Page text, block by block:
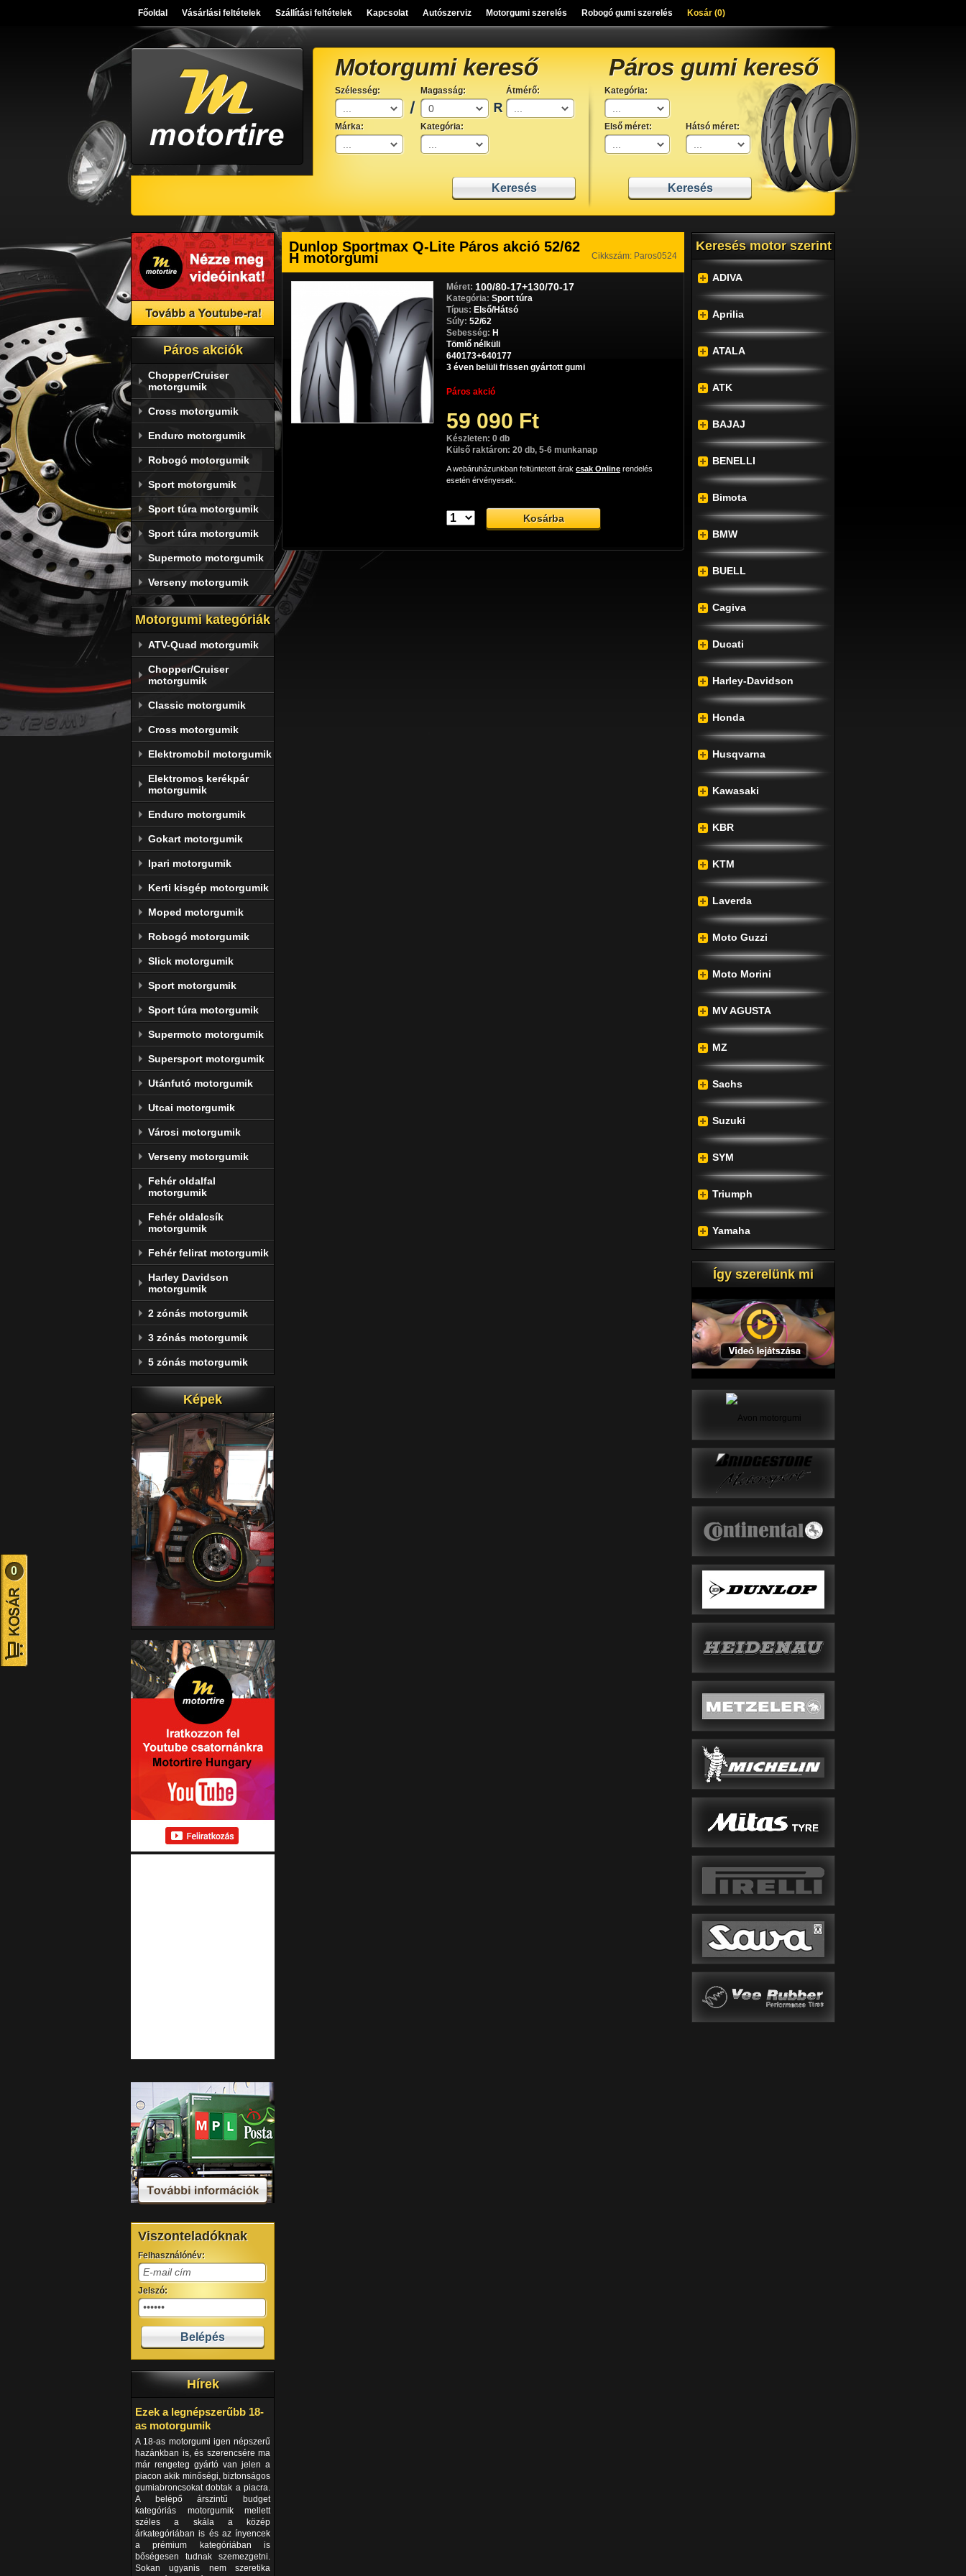
0
Főoldal Vásárlási feltételek Szállítási feltételek Kapcsolat Autószerviz Motorgumi szerelés Robogó gumi szerelés Kosár (0)
Motorgumi kereső
Szélesség: Magasság: Átmérő:
Márka: Kategória:
Páros gumi kereső
Kategória:
Első méret: Hátsó méret:
Cikkszám: Paros0524
Dunlop Sportmax Q-Lite Páros akció 52/62
H motorgumi
Méret: 100/80-17+130/70-17
Kategória: Sport túra
Típus: Első/Hátsó
Súly: 52/62
Sebesség: H
Tömlő nélküli
640173+640177
3 éven belüli frissen gyártott gumi
Páros akció
59 090 Ft
Készleten: 0 db
Külső raktáron: 20 db, 5-6 munkanap
A webáruházunkban feltüntetett árak csak Online rendelés
esetén érvényesek.
Páros akciók
Chopper/Cruiser
motorgumik
Cross motorgumik
Enduro motorgumik
Robogó motorgumik
Sport motorgumik
Sport túra motorgumik
Sport túra motorgumik
Supermoto motorgumik
Verseny motorgumik
Motorgumi kategóriák
ATV-Quad motorgumik
Chopper/Cruiser
motorgumik
Classic motorgumik
Cross motorgumik
Elektromobil motorgumik
Elektromos kerékpár
motorgumik
Enduro motorgumik
Gokart motorgumik
Ipari motorgumik
Kerti kisgép motorgumik
Moped motorgumik
Robogó motorgumik
Slick motorgumik
Sport motorgumik
Sport túra motorgumik
Supermoto motorgumik
Supersport motorgumik
Utánfutó motorgumik
Utcai motorgumik
Városi motorgumik
Verseny motorgumik
Fehér oldalfal
motorgumik
Fehér oldalcsík
motorgumik
Fehér felirat motorgumik
Harley Davidson
motorgumik
2 zónás motorgumik
3 zónás motorgumik
5 zónás motorgumik
Képek
Viszonteladóknak
Felhasználónév:
Jelszó:
Hírek
Ezek a legnépszerűbb 18-
as motorgumik
A 18-as motorgumi igen népszerű
hazánkban is, és szerencsére ma
már rengeteg gyártó van jelen a
piacon akik minőségi, biztonságos
gumiabroncsokat dobtak a piacra.
A belépő árszintű budget
kategóriás motorgumik mellett
széles a skála a közép
árkategóriában is és az ínyencek
a prémium kategóriában is
bőségesen tudnak szemezgetni.
Sokan ugyanis nem szeretika
Keresés motor szerint
ADIVA
Aprilia
ATALA
ATK
BAJAJ
BENELLI
Bimota
BMW
BUELL
Cagiva
Ducati
Harley-Davidson
Honda
Husqvarna
Kawasaki
KBR
KTM
Laverda
Moto Guzzi
Moto Morini
MV AGUSTA
MZ
Sachs
Suzuki
SYM
Triumph
Yamaha
Így szerelünk mi